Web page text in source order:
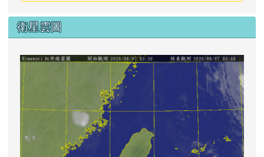
衛星雲圖
link